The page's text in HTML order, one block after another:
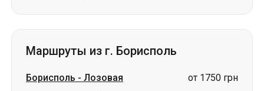
Маршруты из г. Борисполь
Борисполь - Лозовая
от 1750 грн